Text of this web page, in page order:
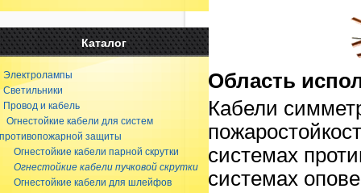
Каталог
Электролампы
Светильники
Провод и кабель
Огнестойкие кабели для систем
противопожарной защиты
Огнестойкие кабели парной скрутки
Огнестойкие кабели пучковой скрутки
Огнестойкие кабели для шлейфов
Область
Кабели
системах
системах